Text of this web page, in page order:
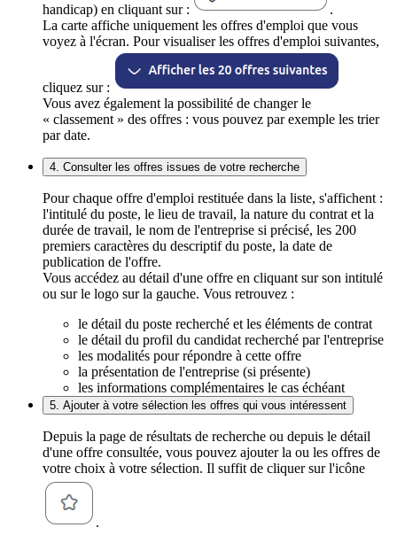
handicap) en cliquant sur :
.
La carte affiche uniquement les offres d'emploi que vous
voyez à l'écran. Pour visualiser les offres d'emploi suivantes,
cliquez sur :
Vous avez également la possibilité de changer le
« classement » des offres : vous pouvez par exemple les trier
par date.
4. Consulter les offres issues de votre recherche
Pour chaque offre d'emploi restituée dans la liste, s'affichent :
l'intitulé du poste, le lieu de travail, la nature du contrat et la
durée de travail, le nom de l'entreprise si précisé, les 200
premiers caractères du descriptif du poste, la date de
publication de l'offre.
Vous accédez au détail d'une offre en cliquant sur son intitulé
ou sur le logo sur la gauche. Vous retrouvez :
le détail du poste recherché et les éléments de contrat
le détail du profil du candidat recherché par l'entreprise
les modalités pour répondre à cette offre
la présentation de l'entreprise (si présente)
les informations complémentaires le cas échéant
5. Ajouter à votre sélection les offres qui vous intéressent
Depuis la page de résultats de recherche ou depuis le détail
d'une offre consultée, vous pouvez ajouter la ou les offres de
votre choix à votre sélection. Il suffit de cliquer sur l'icône
.